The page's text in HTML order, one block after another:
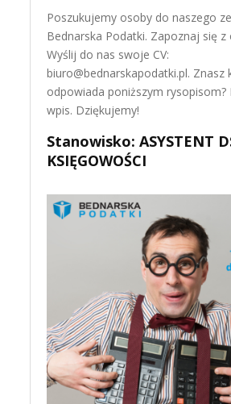
Poszukujemy osoby do naszego
Bednarska Podatki. Zapoznaj się
Wyślij do nas swoje CV:
biuro@bednarskapodatki.pl. Znasz
odpowiada poniższym rysopisom?
wpis. Dziękujemy!
Stanowisko: ASYSTENT
KSIĘGOWOŚCI